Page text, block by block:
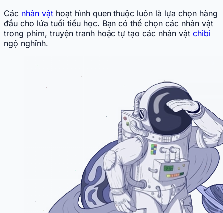
Các nhân vật hoạt hình quen thuộc luôn là lựa chọn hàng
đầu cho lứa tuổi tiểu học. Bạn có thể chọn các nhân vật
trong phim, truyện tranh hoặc tự tạo các nhân vật chibi
ngộ nghĩnh.